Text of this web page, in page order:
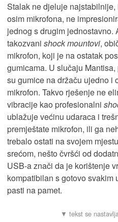
Stalak ne djeluje
osim mikrofona, ne
jednog s drugim jednostavno.
takozvani shock mountovi,
mikrofon, koji je na ostatak
gumicama. U slučaju
su gumice na držaču ujedno i
mikrofon. Takvo rješenje ne
vibracije kao profesionalni
ublažuje većinu udaraca i
premještate mikrofon, ili ga
trebalo ostati na svojem
srećom, nešto čvršći od
USB-a znači da je korištenje
kompatibilan s gotovo svakim
pasti na pamet.